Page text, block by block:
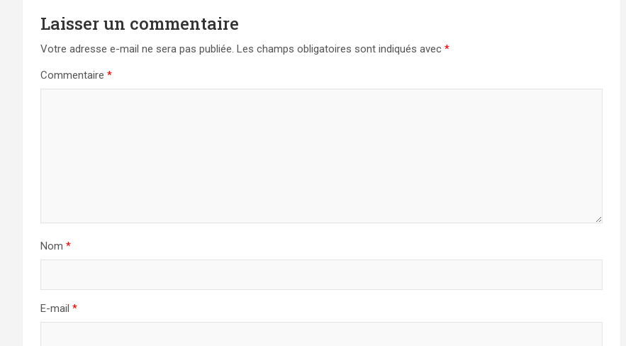
Laisser un commentaire
Votre adresse e-mail ne sera pas publiée. Les champs obligatoires sont indiqués avec *
Commentaire *
Nom *
E-mail *